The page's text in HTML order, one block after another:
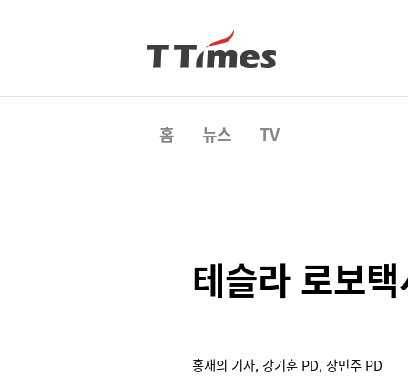
홈 뉴스 TV
테슬라 로보
홍재의 기자, 강기훈 PD, 장민주 PD